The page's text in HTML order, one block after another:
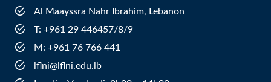
Al Maayssra Nahr Ibrahim, Lebanon
​T: +961 29 446457/8/9
​M: +961 76 766 441
lflni@lflni.edu.lb